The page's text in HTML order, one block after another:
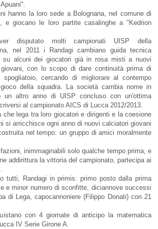
hanno la loro sede a Bolognana, nel comune di
e giocano le loro partite casalinghe a "Kedrion
disputato molti campionati UISP della
nel 2011 i Randagi cambiano guida tecnica
su alcuni dei giocatori già in rosa misti a nuovi
con lo scopo di dare continuità prima di
cercando di migliorare al contempo
della squadra. La società cambia nome in
un altro anno di UISP concluso con un'ottima
al campionato AICS di Lucca 2012/2013.
che lega tra loro giocatori e dirigenti e la coesione
si arricchisce ogni anno di nuovi calciatori giovani
nel tempo: un gruppo di amici moralmente
inimmaginabili solo qualche tempo prima, e
addirittura la vittoria del campionato, partecipa ai
tutti, Randagi in primis: primo posto dalla prima
e minor numero di sconfitte, diciannove successi
di Lega, capocannoniere (Filippo Donati) con 21
con 4 giornate di anticipo la matematica
IV Serie Girone A.